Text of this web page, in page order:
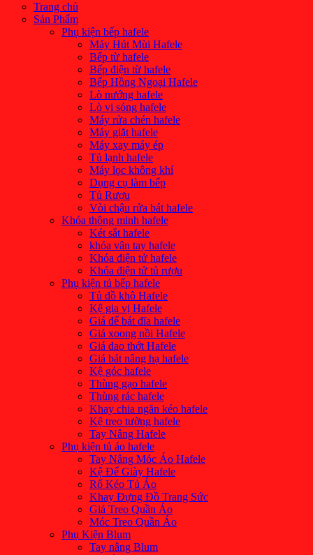
Trang chủ
Sản Phẩm
Phụ kiện bếp hafele
Máy Hút Mùi Hafele
Bếp từ hafele
Bếp điện từ hafele
Bếp Hồng Ngoại Hafele
Lò nướng hafele
Lò vi sóng hafele
Máy rửa chén hafele
Máy giặt hafele
Máy xay máy ép
Tủ lạnh hafele
Máy lọc không khí
Dụng cụ làm bếp
Tủ Rượu
Vòi chậu rửa bát hafele
Khóa thông minh hafele
Két sắt hafele
khóa vân tay hafele
Khóa điện tử hafele
Khóa điện tử tủ rượu
Phụ kiện tủ bếp hafele
Tủ đồ khô Hafele
Kệ gia vị Hafele
Giá để bát đĩa hafele
Giá xoong nồi Hafele
Giá dao thớt Hafele
Giá bát nâng hạ hafele
Kệ góc hafele
Thùng gạo hafele
Thùng rác hafele
Khay chia ngăn kéo hafele
Kệ treo tường hafele
Tay Nâng Hafele
Phụ kiện tủ áo hafele
Tay Nâng Móc Áo Hafele
Kệ Để Giày Hafele
Rổ Kéo Tủ Áo
Khay Đựng Đồ Trang Sức
Giá Treo Quần Áo
Móc Treo Quần Áo
Phụ Kiện Blum
Tay nâng Blum